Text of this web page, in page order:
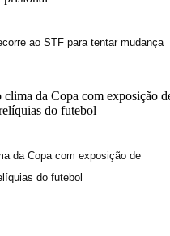
ao STF para tentar mudança
da Copa com exposição de
do futebol